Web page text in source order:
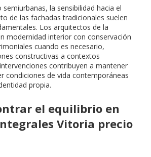
semiurbanas, la sensibilidad hacia el
de las fachadas tradicionales suelen
Los arquitectos de la
modernidad interior con conservación
cuando es necesario,
constructivas a contextos
contribuyen a mantener
condiciones de vida contemporáneas
propia.
el equilibrio en
Vitoria precio